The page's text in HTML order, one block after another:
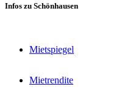
Infos zu Schönhausen
Mietspiegel
Mietrendite